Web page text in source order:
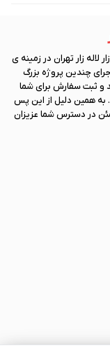
لاله زار تهران در زمینه ی
چندین پروژه بزرگ
خرید و ثبت سفارش برای شما
به همین دلیل از این پس
در دسترس شما عزیزان